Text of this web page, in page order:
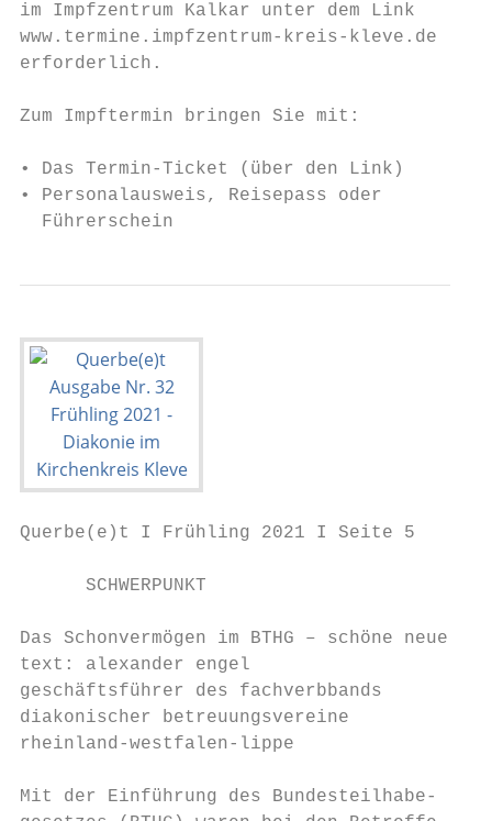
im Impfzentrum Kalkar unter dem Link
www.termine.impfzentrum-kreis-kleve.de
erforderlich.
Zum Impftermin bringen Sie mit:
• Das Termin-Ticket (über den Link)
• Personalausweis, Reisepass oder
  Führerschein
Querbe(e)t I Frühling 2021 I Seite 5
      SCHWERPUNKT
Das Schonvermögen im BTHG – schöne neue
text: alexander engel
geschäftsführer des fachverbbands
diakonischer betreuungsvereine
rheinland-westfalen-lippe
Mit der Einführung des Bundesteilhabe-